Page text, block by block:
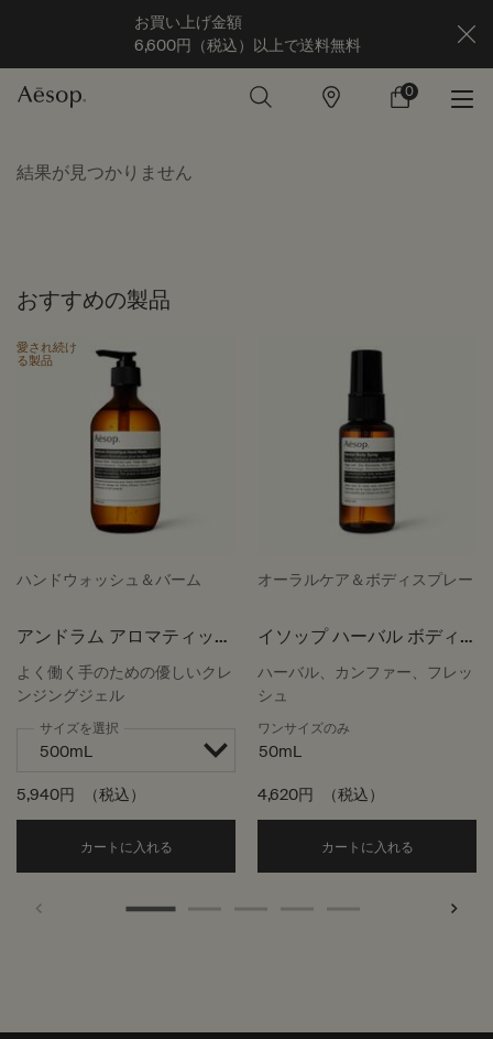
お買い上げ金額
6,600円（税込）以上で送料無料
店
カ
0
0 カート内の製
結果が見つかりません
おすすめの製品
愛され続け
る製品
ハンドウォッシュ＆バーム
アンドラム アロマティック
ハンドウォッシュ
よく働く手のための優しいクレ
ンジングジェル
サイズを選択
5,940円 （税込）
カートに入れる Add the アンドラム アロマティック ハンド
オーラルケア＆ボディスプレー
イソップ ハーバル ボディ
スプレー
ハーバル、カンファー、フレッ
シュ
ワンサイズのみ
50mL
4,620円 （税込）
カートに入れる